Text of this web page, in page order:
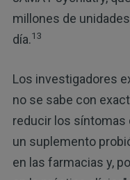
millones de
día.13
Los investigadores
no se sabe con
reducir los
un suplemento
en las farmacias y,